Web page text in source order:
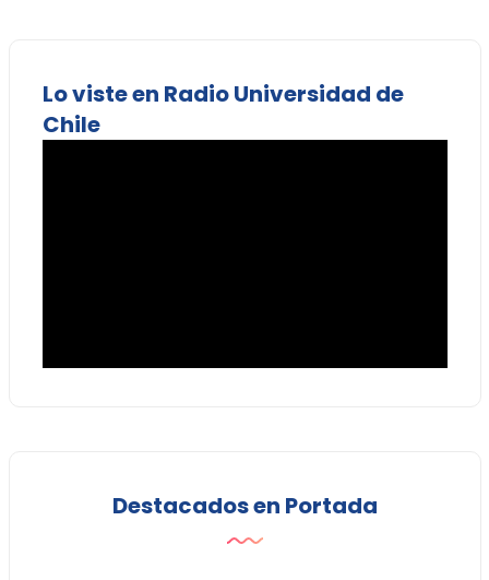
Lo viste en Radio Universidad de
Chile
Destacados en Portada